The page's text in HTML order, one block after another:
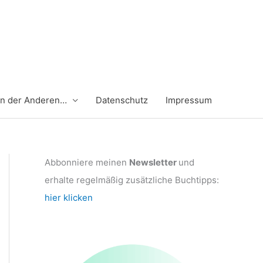
der Anderen… Datenschutz Impressum
Abbonniere meinen Newsletter und
erhalte regelmäßig zusätzliche Buchtipps:
hier klicken